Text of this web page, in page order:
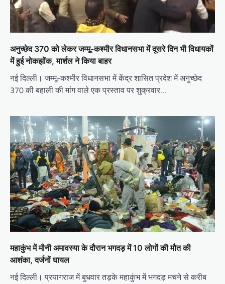
अनुच्छेद 370 को लेकर जम्मू-कश्मीर विधानसभा में दूसरे दिन भी विधायकों
में हुई नोकझोंक, मार्शल ने किया बाहर
नई दिल्ली। जम्मू-कश्मीर विधानसभा में केंद्र शासित प्रदेश में अनुच्छेद
370 की बहाली की मांग वाले एक प्रस्ताव पर शुक्रवार…
महाकुंभ में मौनी अमावस्या के दौरान भगदड़ में 10 लोगों की मौत की
आशंका, दर्जनों घायल
नई दिल्ली। प्रयागराज में बुधवार तड़के महाकुंभ में भगदड़ मचने से करीब